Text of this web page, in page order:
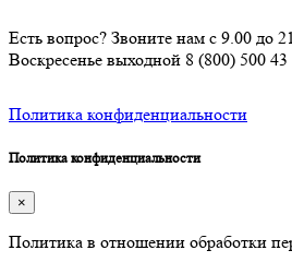
Есть вопрос? Звоните нам с 9.00
Воскресенье выходной 8 (800) 500 43
Политика конфиденциальности
Политика конфиденциальности
×
Политика в отношении обработки